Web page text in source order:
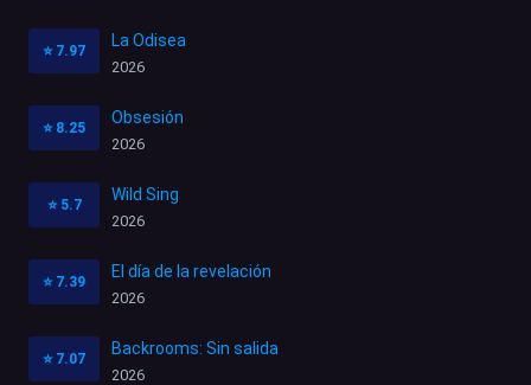
⭐ 7.97
La Odisea
2026
⭐ 8.25
Obsesión
2026
⭐ 5.7
Wild Sing
2026
⭐ 7.39
El día de la revelación
2026
⭐ 7.07
Backrooms: Sin salida
2026